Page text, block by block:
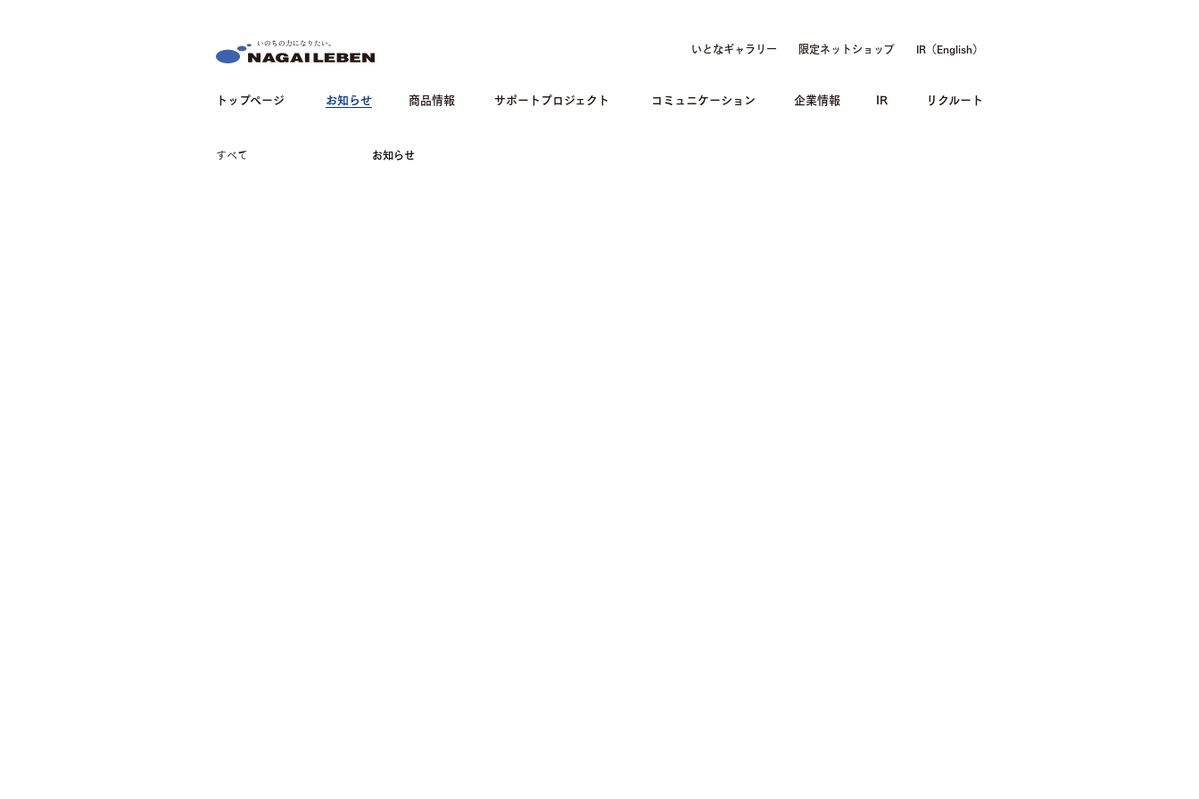
いとなギャラリー 限定ネットショップ IR（English）
トップページ お知らせ 商品情報 サポートプロジェクト コミュニケーション 企業情報 IR リクルート
すべて お知らせ